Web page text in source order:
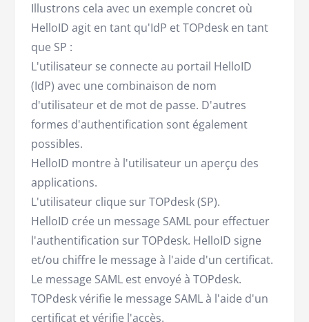
Illustrons cela avec un exemple concret où
HelloID agit en tant qu'IdP et TOPdesk en tant
que SP :
L'utilisateur se connecte au portail HelloID
(IdP) avec une combinaison de nom
d'utilisateur et de mot de passe. D'autres
formes d'authentification sont également
possibles.
HelloID montre à l'utilisateur un aperçu des
applications.
L'utilisateur clique sur TOPdesk (SP).
HelloID crée un message SAML pour effectuer
l'authentification sur TOPdesk. HelloID signe
et/ou chiffre le message à l'aide d'un certificat.
Le message SAML est envoyé à TOPdesk.
TOPdesk vérifie le message SAML à l'aide d'un
certificat et vérifie l'accès.